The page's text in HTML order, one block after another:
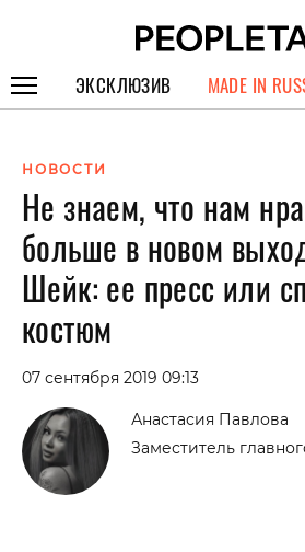
ЭКСКЛЮЗИВ
СПЕЦПРОЕКТЫ
ИНТЕРВЬЮ
ПОКОЛЕНИЕ
MADE IN
НОВОСТИ
Не знаем, что нам
больше в новом
Шейк: ее пресс или
костюм
07 сентября 2019 09:13
Анастасия Павлова
Заместитель